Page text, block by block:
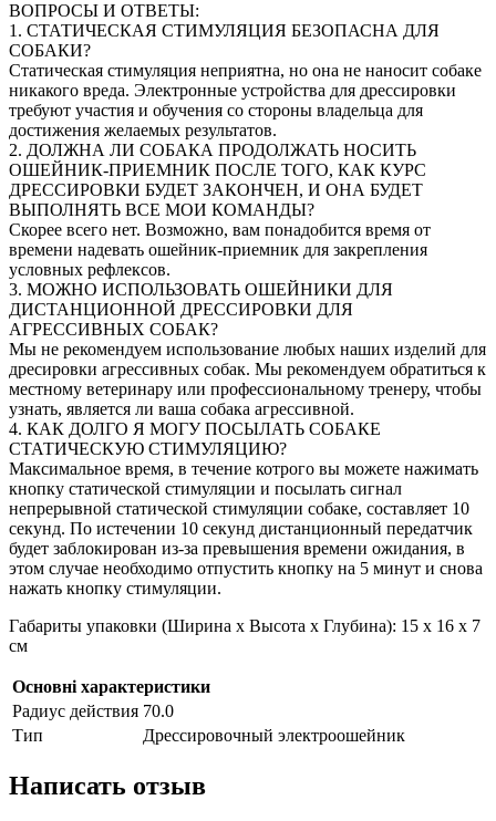
ВОПРОСЫ И ОТВЕТЫ:
1. СТАТИЧЕСКАЯ СТИМУЛЯЦИЯ БЕЗОПАСНА ДЛЯ
СОБАКИ?
Статическая стимуляция неприятна, но она не наносит собаке
никакого вреда. Электронные устройства для дрессировки
требуют участия и обучения со стороны владельца для
достижения желаемых результатов.
2. ДОЛЖНА ЛИ СОБАКА ПРОДОЛЖАТЬ НОСИТЬ
ОШЕЙНИК-ПРИЕМНИК ПОСЛЕ ТОГО, КАК КУРС
ДРЕССИРОВКИ БУДЕТ ЗАКОНЧЕН, И ОНА БУДЕТ
ВЫПОЛНЯТЬ ВСЕ МОИ КОМАНДЫ?
Скорее всего нет. Возможно, вам понадобится время от
времени надевать ошейник-приемник для закрепления
условных рефлексов.
3. МОЖНО ИСПОЛЬЗОВАТЬ ОШЕЙНИКИ ДЛЯ
ДИСТАНЦИОННОЙ ДРЕССИРОВКИ ДЛЯ
АГРЕССИВНЫХ СОБАК?
Мы не рекомендуем использование любых наших изделий для
дресировки агрессивных собак. Мы рекомендуем обратиться к
местному ветеринару или профессиональному тренеру, чтобы
узнать, является ли ваша собака агрессивной.
4. КАК ДОЛГО Я МОГУ ПОСЫЛАТЬ СОБАКЕ
СТАТИЧЕСКУЮ СТИМУЛЯЦИЮ?
Максимальное время, в течение котрого вы можете нажимать
кнопку статической стимуляции и посылать сигнал
непрерывной статической стимуляции собаке, составляет 10
секунд. По истечении 10 секунд дистанционный передатчик
будет заблокирован из-за превышения времени ожидания, в
этом случае необходимо отпустить кнопку на 5 минут и снова
нажать кнопку стимуляции.
Габариты упаковки (Ширина х Высота х Глубина): 15 x 16 x 7
см
Основні характеристики
Радиус действия 70.0
Тип
Дрессировочный электроошейник
Написать отзыв